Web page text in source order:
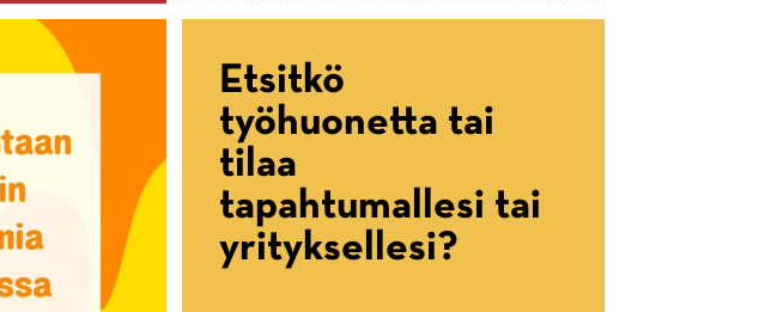
Etsitkö
työhuonetta tai
tilaa
tapahtumallesi tai
yrityksellesi?